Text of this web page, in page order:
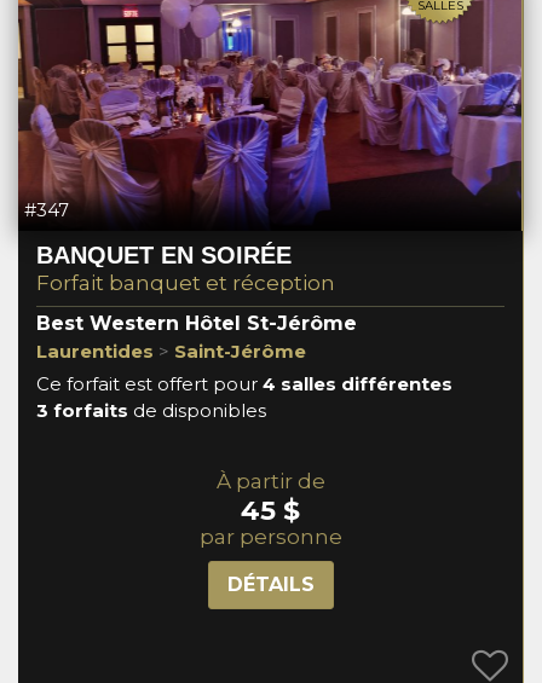
SALLES
#347
BANQUET EN SOIRÉE
Forfait banquet et réception
Best Western Hôtel St-Jérôme
Laurentides > Saint-Jérôme
Ce forfait est offert pour 4 salles différentes
3 forfaits de disponibles
À partir de
45 $
par personne
DÉTAILS